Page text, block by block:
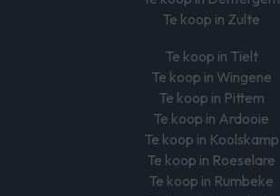
Te koop in Zulte
Te koop in Tielt
Te koop in Wingene
Te koop in Pittem
Te koop in Ardooie
Te koop in Koolskamp
Te koop in Roeselare
Te koop in Rumbeke